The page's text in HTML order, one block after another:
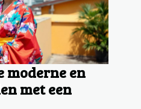
moderne en
met een